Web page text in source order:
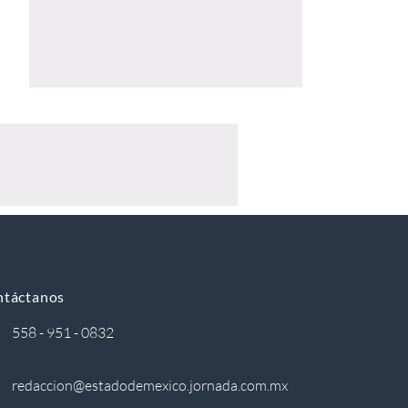
558 - 951 - 0832
redaccion@estadodemexico.jornada.com.mx